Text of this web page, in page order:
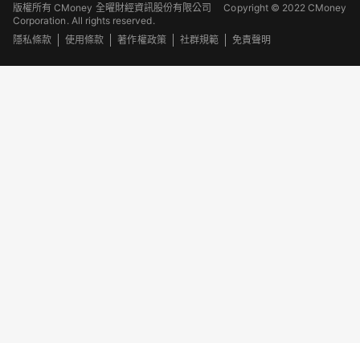
版權所有 CMoney 全曜財經資訊股份有限公司Copyright © 2022 CMoney
Corporation. All rights reserved.
隱私條款
使用條款 著作權政策 社群規範 免責聲明